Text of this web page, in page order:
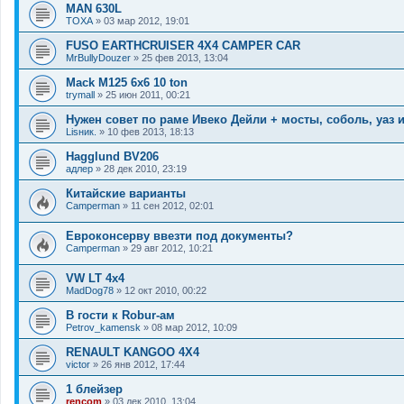
MAN 630L
TOXA » 03 мар 2012, 19:01
FUSO EARTHCRUISER 4X4 CAMPER CAR
MrBullyDouzer » 25 фев 2013, 13:04
Mack M125 6x6 10 ton
trymall » 25 июн 2011, 00:21
Нужен совет по раме Ивеко Дейли + мосты, соболь, уаз
Lisник. » 10 фев 2013, 18:13
Hagglund BV206
адлер » 28 дек 2010, 23:19
Китайские варианты
Camperman » 11 сен 2012, 02:01
Евроконсерву ввезти под документы?
Camperman » 29 авг 2012, 10:21
VW LT 4x4
MadDog78 » 12 окт 2010, 00:22
В гости к Robur-ам
Petrov_kamensk » 08 мар 2012, 10:09
RENAULT KANGOO 4X4
victor » 26 янв 2012, 17:44
1 блейзер
rencom » 03 дек 2010, 13:04